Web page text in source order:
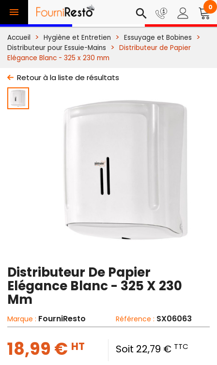
 search 0
Accueil Hygiène et Entretien
Essuyage et Bobines
Distributeur pour Essuie-Mains
Distributeur de Papier
Elégance Blanc - 325 x 230 mm
Retour à la liste de résultats
Distributeur De Papier
Elégance Blanc - 325 X 230
Mm
Marque : FourniResto Référence : SX06063
18,99 € HT Soit 22,79 € TTC